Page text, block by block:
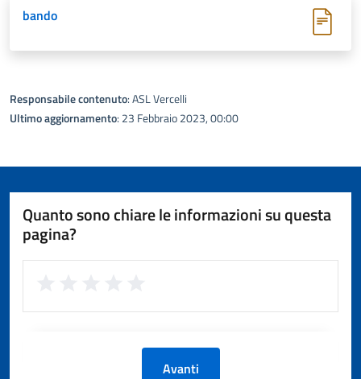
bando
Responsabile contenuto: ASL Vercelli
Ultimo aggiornamento: 23 Febbraio 2023, 00:00
Quanto sono chiare le informazioni su questa
pagina?
Avanti